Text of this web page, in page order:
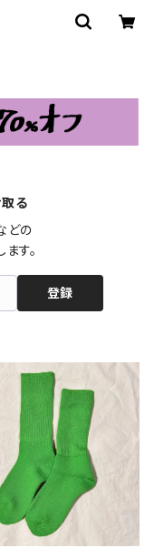
る
どの
す。
登録